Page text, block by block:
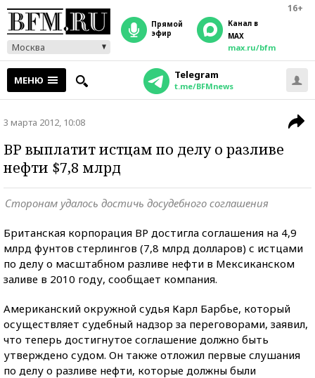
16+
Москва
прямой
эфир
Канал в
MAX
max.ru/bfm
МЕНЮ Telegram
t.me/BFMnews
3 марта 2012, 10:08
BP выплатит истцам по делу о разливе
нефти $7,8 млрд
Сторонам удалось достичь досудебного соглашения
Британская корпорация BP достигла соглашения на 4,9
млрд фунтов стерлингов (7,8 млрд долларов) с истцами
по делу о масштабном разливе нефти в Мексиканском
заливе в 2010 году, сообщает компания.
Американский окружной судья Карл Барбье, который
осуществляет судебный надзор за переговорами, заявил,
что теперь достигнутое соглашение должно быть
утверждено судом. Он также отложил первые слушания
по делу о разливе нефти, которые должны были